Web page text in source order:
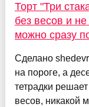
Торт "Три
без весов и
можно сразу
Сделано
на пороге, а
тетрадки
весов, никакой